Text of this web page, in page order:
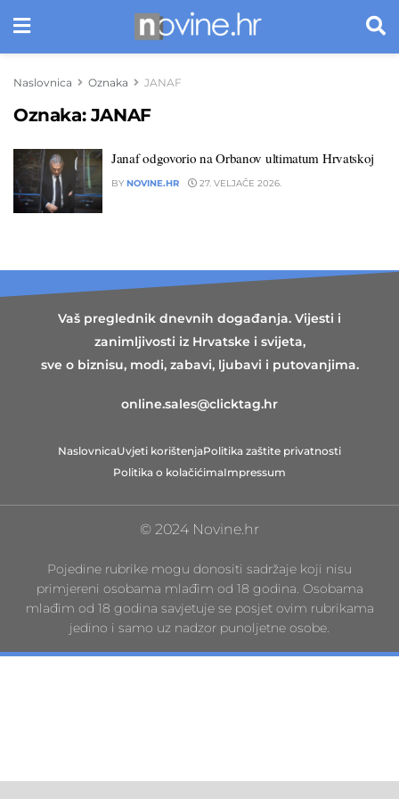
Naslovnica Oznaka JANAF
Oznaka:JANAF
Janaf odgovorio na Orbanov ultimatum Hrvatskoj
BY NOVINE.HR 27. VELJAČE 2026.
Vaš preglednik dnevnih događanja. Vijesti i
zanimljivosti iz Hrvatske i svijeta,
sve o biznisu, modi, zabavi, ljubavi i putovanjima.
online.sales@clicktag.hr
NaslovnicaUvjeti korištenjaPolitika zaštite privatnosti
Politika o kolačićimaImpressum
© 2024 Novine.hr
Pojedine rubrike mogu donositi sadržaje koji nisu
primjereni osobama mlađim od 18 godina. Osobama
mlađim od 18 godina savjetuje se posjet ovim rubrikama
jedino i samo uz nadzor punoljetne osobe.